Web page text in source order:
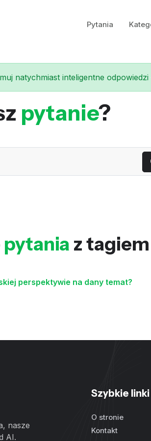
Pytania
natychmiast inteligentne
pytanie?
pytania z tagiem
perspektywie na dany temat?
nasze
AI.
Szybkie linki
O stronie
Kontakt